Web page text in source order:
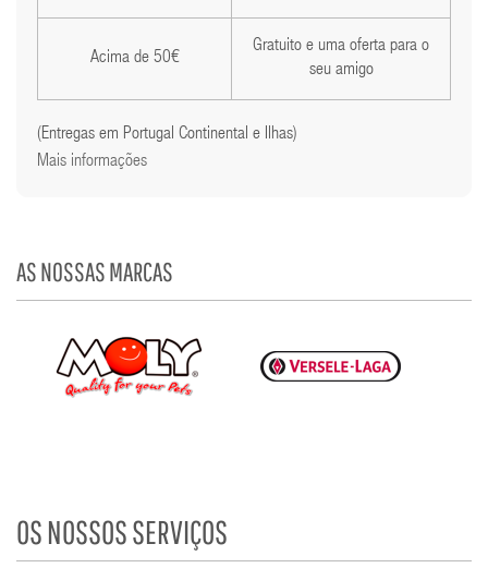
Acima de 50€
Gratuito e uma oferta para o
seu amigo
(Entregas em Portugal Continental e Ilhas)
Mais informações
AS NOSSAS MARCAS
OS NOSSOS SERVIÇOS